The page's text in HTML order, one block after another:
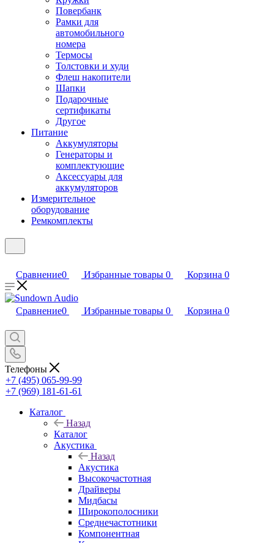
Повербанк
Рамки для
автомобильного
номера
Термосы
Толстовки и худи
Флеш накопители
Шапки
Подарочные
сертификаты
Другое
Питание
Аккумуляторы
Генераторы и
комплектующие
Аксессуары для
аккумуляторов
Измерительное
оборудование
Ремкомплекты
Сравнение0 Избранные товары 0 Корзина 0
Сравнение0 Избранные товары 0 Корзина 0
Телефоны
+7 (495) 065-99-99
+7 (969) 181-61-61
Каталог
Назад
Каталог
Акустика
Назад
Акустика
Высокочастотная
Драйверы
Мидбасы
Широкополосники
Среднечастотники
Компонентная